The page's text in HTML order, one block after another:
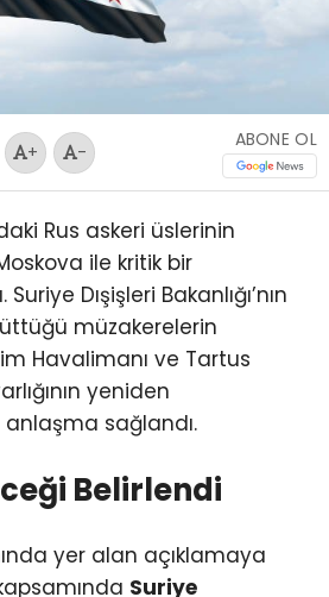
+ -
ABONE OL
Rus askeri üslerinin
ile kritik bir
Dışişleri Bakanlığı’nın
müzakerelerin
Havalimanı ve Tartus
yeniden
sağlandı.
Belirlendi
yer alan açıklamaya
Suriye